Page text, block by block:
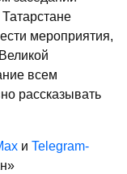
мероприятия,
всем
рассказывать
и Telegram-